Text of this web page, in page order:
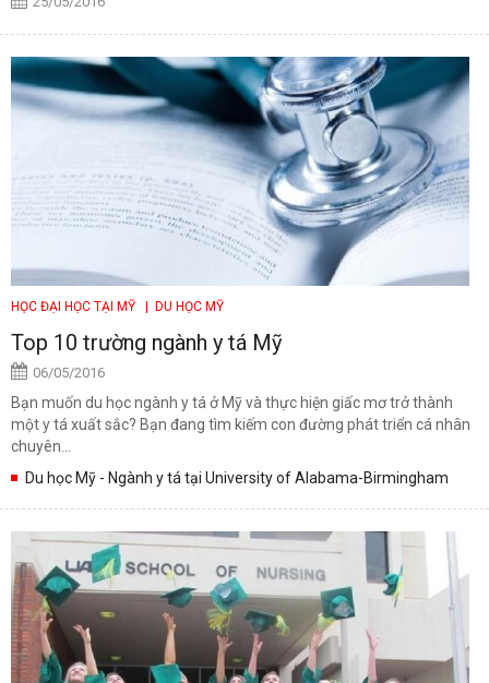
HỌC ĐẠI HỌC TẠI MỸ | DU HỌC MỸ
Top 10 trường ngành y tá Mỹ
06/05/2016
Bạn muốn du học ngành y tá ở Mỹ và thực hiện giấc mơ trở thành
một y tá xuất sắc? Bạn đang tìm kiếm con đường phát triển cá nhân
chuyên...
Du học Mỹ - Ngành y tá tại University of Alabama-Birmingham